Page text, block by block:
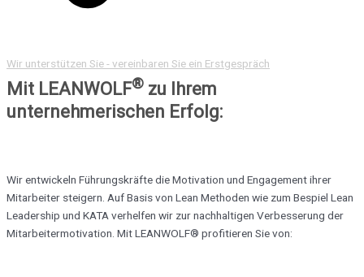
Wir unterstützen Sie - vereinbaren Sie ein Erstgespräch
Mit LEANWOLF® zu Ihrem
unternehmerischen Erfolg:
Wir entwickeln Führungskräfte die Motivation und Engagement ihrer
Mitarbeiter steigern. Auf Basis von Lean Methoden wie zum Bespiel Lean
Leadership und KATA verhelfen wir zur nachhaltigen Verbesserung der
Mitarbeitermotivation. Mit LEANWOLF® profitieren Sie von: